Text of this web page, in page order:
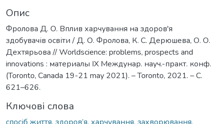
Опис
Фролова Д. О. Вплив харчування на здоров'я
здобувачів освіти / Д. О. Фролова, К. С. Дерюшева, О. О.
Дехтярьова // Worldscience: problems, prospects and
innovations : материалы IX Междунар. науч.-практ. конф.
(Toronto, Canada 19-21 may 2021). – Toronto, 2021. – С.
621–626.
Ключові слова